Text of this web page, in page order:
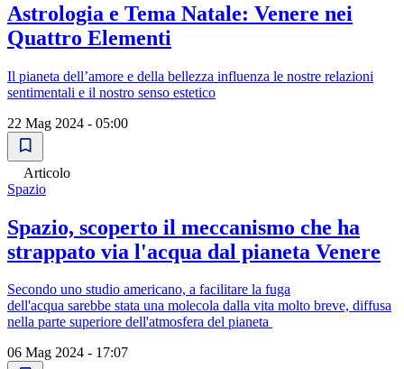
Astrologia e Tema Natale: Venere nei
Quattro Elementi
Il pianeta dell’amore e della bellezza influenza le nostre relazioni
sentimentali e il nostro senso estetico
22 Mag 2024 - 05:00
Articolo
Spazio
Spazio, scoperto il meccanismo che ha
strappato via l'acqua dal pianeta Venere
Secondo uno studio americano, a facilitare la fuga
dell'acqua sarebbe stata una molecola dalla vita molto breve, diffusa
nella parte superiore dell'atmosfera del pianeta
06 Mag 2024 - 17:07